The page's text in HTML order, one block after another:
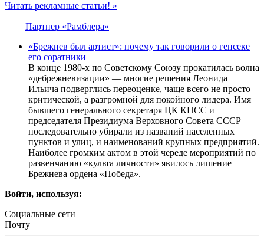
Читать рекламные статьи! »
Партнер «Рамблера»
«Брежнев был артист»: почему так говорили о генсеке
его соратники
В конце 1980-х по Советскому Союзу прокатилась волна
«дебрежневизации» — многие решения Леонида
Ильича подверглись переоценке, чаще всего не просто
критической, а разгромной для покойного лидера. Имя
бывшего генерального секретаря ЦК КПСС и
председателя Президиума Верховного Совета СССР
последовательно убирали из названий населенных
пунктов и улиц, и наименований крупных предприятий.
Наиболее громким актом в этой череде мероприятий по
развенчанию «культа личности» явилось лишение
Брежнева ордена «Победа».
Войти, используя:
Социальные сети
Почту